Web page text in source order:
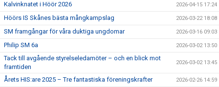
ANTIDOPING
MEDLEMS- & TRÄNINGSAVGIFTER
FRITIDSKORTET
TRÄNINGSTIDER
Kalvinknatet i Höör 2026 2026-04-15 17:24
Höörs IS Skånes bästa mångkampslag 2026-03-22 18:08
SM framgångar för våra duktiga ungdomar 2026-03-16 09:03
Philip SM 6a 2026-03-02 13:50
Tack till avgående styrelseledamöter – och en blick mot
framtiden
2026-03-02 13:45
Årets HIS:are 2025 – Tre fantastiska föreningskrafter 2026-02-26 14:59